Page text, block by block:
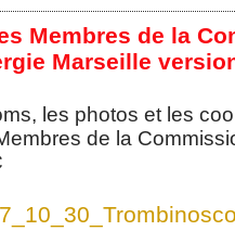
Membres de la
Marseille
les photos et les
de la